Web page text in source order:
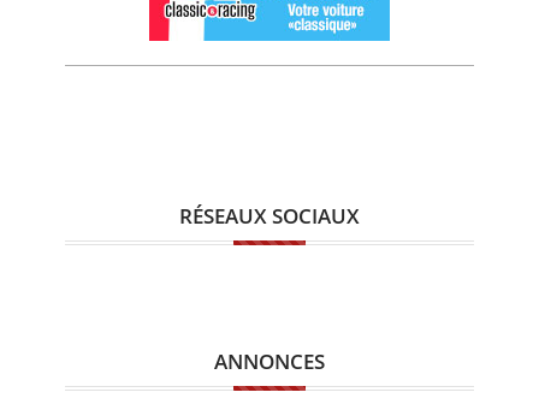
RÉSEAUX SOCIAUX
ANNONCES